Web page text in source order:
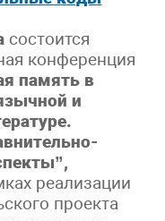
состоится
конференция
память в
и
реализации
проекта